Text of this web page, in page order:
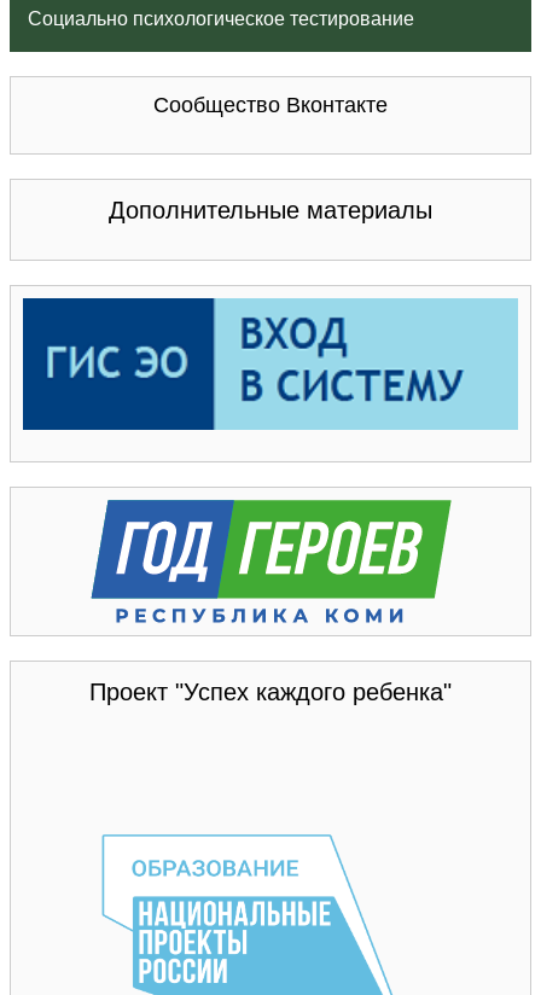
Социально психологическое тестирование
Сообщество Вконтакте
Дополнительные материалы
Проект "Успех каждого ребенка"